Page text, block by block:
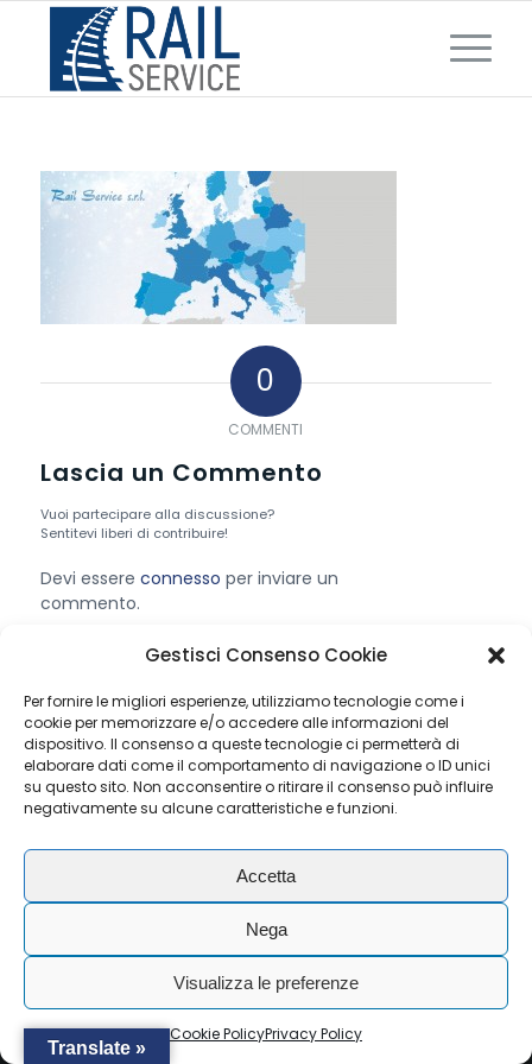
Gestisci Consenso Cookie
Per fornire le migliori esperienze, utilizziamo tecnologie come i
cookie per memorizzare e/o accedere alle informazioni del
dispositivo. Il consenso a queste tecnologie ci permetterà di
elaborare dati come il comportamento di navigazione o ID unici
su questo sito. Non acconsentire o ritirare il consenso può influire
negativamente su alcune caratteristiche e funzioni.
Accetta
Nega
Visualizza le preferenze
Cookie PolicyPrivacy Policy
0
COMMENTI
Lascia un Commento
Vuoi partecipare alla discussione?
Sentitevi liberi di contribuire!
Devi essere connesso per inviare un
commento.
© Copyright - RAIL SERVICE S.R.L. - P.I./ C.F. IT04075570277 .
All rights reserved. -Privacy Policy-Cookie Policy
Translate »